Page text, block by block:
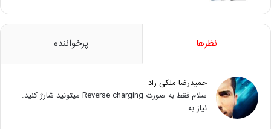
نظرها پرخواننده
حمیدرضا ملکی راد
سلام فقط به صورت Reverse charging میتونید شارژ کنید.
نیاز به...